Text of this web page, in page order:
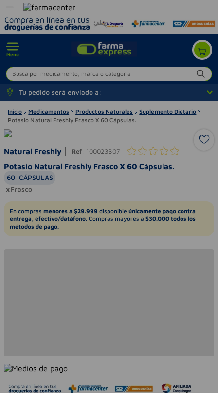
Menú
Busca por medicamento, marca o categoría
Tu pedido será enviado a:
Inicio Medicamentos Productos Naturales
Suplemento Dietario
Potasio Natural Freshly Frasco X 60 Cápsulas.
Natural Freshly Ref: 100023307
Potasio Natural Freshly Frasco X 60 Cápsulas.
60 CÁPSULAS
Frasco
En compras menores a $29.999 disponible únicamente pago contra
entrega, efectivo/datáfono. Compras mayores a $30.000 todos los
métodos de pago.